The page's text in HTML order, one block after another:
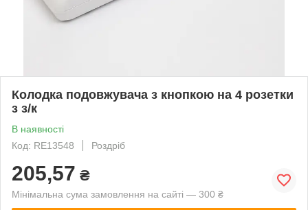
Колодка подовжувача з кнопкою на 4 розетки
з з/к
В наявності
Код: RE13548
Роздріб
205,57 ₴
Мінімальна сума замовлення на сайті — 300 ₴